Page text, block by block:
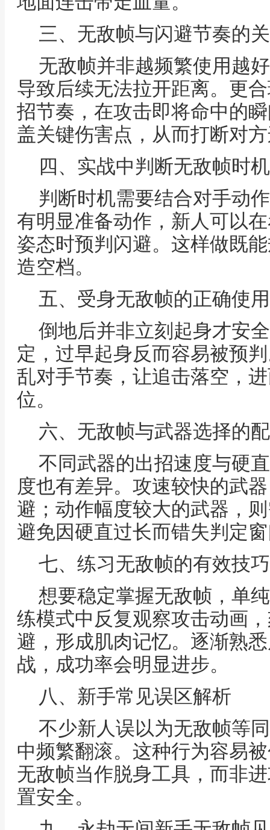
三、无敌帧与闪避节奏的
无敌帧并非越频繁使用越
导致后续无法拉开距离。更
招节奏，在攻击即将命中的
盖关键伤害点，从而打断对
四、实战中判断无敌帧时机
判断时机需要结合对手动
有明显准备动作，新人可以
姿态时预判闪避。这样做既
造空档。
五、受身无敌帧的正确使用
倒地后并非立刻起身才安
定，过早起身反而容易被预
乱对手节奏，让追击落空，
位。
六、无敌帧与武器选择的
不同武器的出招速度与硬
度也有差异。攻速较快的武
避；动作幅度较大的武器，
避免因硬直过长而错失判定
七、练习无敌帧的有效技巧
想要稳定掌握无敌帧，单
练模式中反复观察攻击动画
避，形成肌肉记忆。逐渐熟
战，成功率会明显进步。
八、新手常见误区解析
不少新人误以为无敌帧等
中频繁翻滚。这种行为容易
无敌帧当作脱身工具，而非
置安全。